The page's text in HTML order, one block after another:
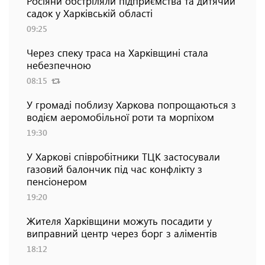
садок у Харківській області
09:25
Через спеку траса на Харківщині стала
небезпечною
08:15
У громаді поблизу Харкова попрощаються з
водієм аеромобільної роти та морпіхом
19:30
У Харкові співробітники ТЦК застосували
газовий балончик під час конфлікту з
пенсіонером
19:20
Жителя Харківщини можуть посадити у
виправний центр через борг з аліментів
18:12